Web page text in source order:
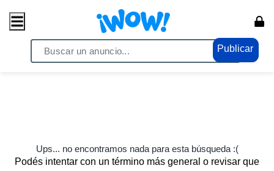
Publicar
Ups... no encontramos nada para esta búsqueda :(
Podés intentar con un término más general o revisar que